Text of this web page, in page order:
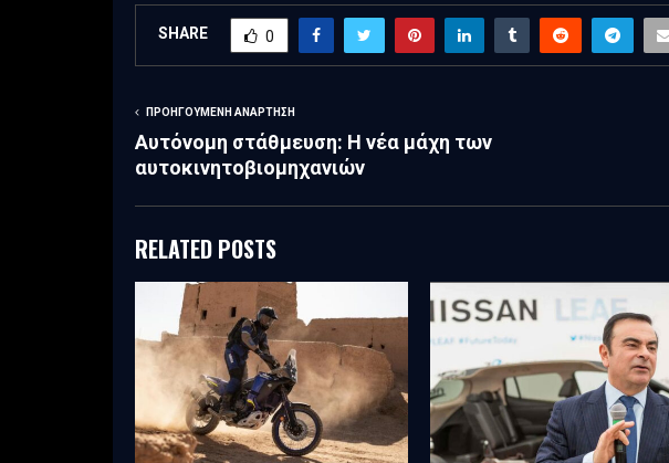
SHARE 0
ΠΡΟΗΓΟΎΜΕΝΗ ΑΝΆΡΤΗΣΗ
Αυτόνομη στάθμευση: Η νέα μάχη των
αυτοκινητοβιομηχανιών
RELATED POSTS